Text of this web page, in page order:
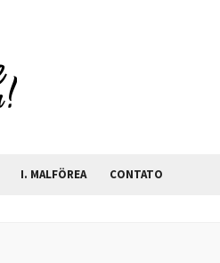
I. MALFÖREA CONTATO